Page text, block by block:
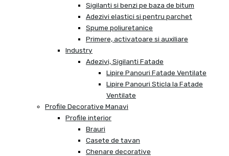
Sigilanti si benzi pe baza de bitum
Adezivi elastici si pentru parchet
Spume poliuretanice
Primere, activatoare si auxiliare
Industry
Adezivi, Sigilanti Fatade
Lipire Panouri Fatade Ventilate
Lipire Panouri Sticla la Fatade
Ventilate
Profile Decorative Manavi
Profile interior
Brauri
Casete de tavan
Chenare decorative